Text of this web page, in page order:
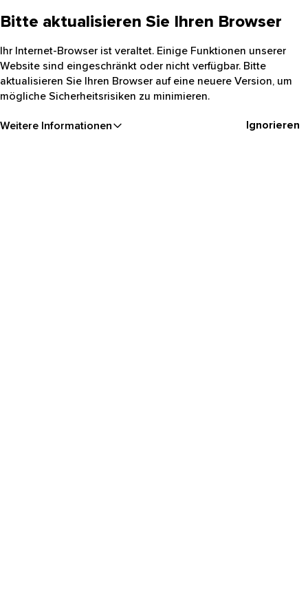
Bitte aktualisieren Sie Ihren Browser
Ihr Internet-Browser ist veraltet. Einige Funktionen unserer
Website sind eingeschränkt oder nicht verfügbar. Bitte
aktualisieren Sie Ihren Browser auf eine neuere Version, um
mögliche Sicherheitsrisiken zu minimieren.
Weitere Informationen Ignorieren